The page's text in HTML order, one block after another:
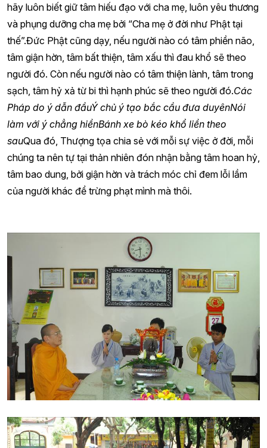
hãy luôn biết giữ tâm hiếu đạo với cha mẹ, luôn yêu thương
và phụng dưỡng cha mẹ bởi “Cha mẹ ở đời như Phật tại
thế”.Đức Phật cũng dạy, nếu người nào có tâm phiền não,
tâm giận hờn, tâm bất thiện, tâm xấu thì đau khổ sẽ theo
người đó. Còn nếu người nào có tâm thiện lành, tâm trong
sạch, tâm hỷ xả từ bi thì hạnh phúc sẽ theo người đó.Các
Pháp do ý dẫn đầuÝ chủ ý tạo bắc cầu đưa duyênNói
làm với ý chẳng hiềnBánh xe bò kéo khổ liền theo
sauQua đó, Thượng tọa chia sẻ với mỗi sự việc ở đời, mỗi
chúng ta nên tự tại thản nhiên đón nhận bằng tâm hoan hỷ,
tâm bao dung, bởi giận hờn và trách móc chỉ đem lỗi lầm
của người khác để trừng phạt mình mà thôi.